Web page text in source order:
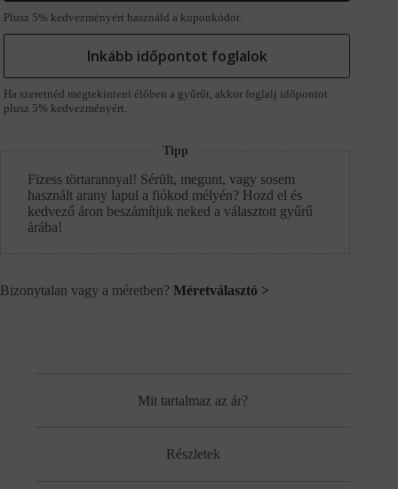
Plusz 5% kedvezményért használd a kuponkódot.
Inkább időpontot foglalok
Ha szeretnéd megtekinteni élőben a gyűrűt, akkor foglalj időpontot
plusz 5% kedvezményért.
Tipp
Fizess törtarannyal! Sérült, megunt, vagy sosem
használt arany lapul a fiókod mélyén? Hozd el és
kedvező áron beszámítjuk neked a választott gyűrű
árába!
Bizonytalan vagy a méretben? Méretválasztó >
Mit tartalmaz az ár?
Részletek